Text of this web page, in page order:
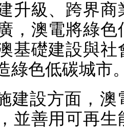
升級、跨界商
，澳電將綠色
基礎建設與社
綠色低碳城市
建設方面，澳
並善用可再生